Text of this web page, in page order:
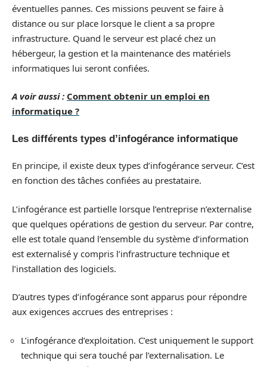
éventuelles pannes. Ces missions peuvent se faire à
distance ou sur place lorsque le client a sa propre
infrastructure. Quand le serveur est placé chez un
hébergeur, la gestion et la maintenance des matériels
informatiques lui seront confiées.
A voir aussi : Comment obtenir un emploi en
informatique ?
Les différents types d’infogérance informatique
En principe, il existe deux types d’infogérance serveur. C’est
en fonction des tâches confiées au prestataire.
L’infogérance est partielle lorsque l’entreprise n’externalise
que quelques opérations de gestion du serveur. Par contre,
elle est totale quand l’ensemble du système d’information
est externalisé y compris l’infrastructure technique et
l’installation des logiciels.
D’autres types d’infogérance sont apparus pour répondre
aux exigences accrues des entreprises :
L’infogérance d’exploitation. C’est uniquement le support
technique qui sera touché par l’externalisation. Le